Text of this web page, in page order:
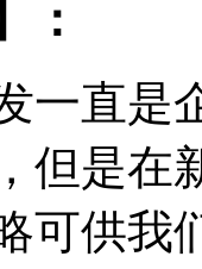
：
一直是
但是在
可供我